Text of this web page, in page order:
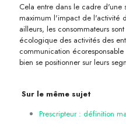
Cela entre dans le cadre d'une
maximum l'impact de l'activité
ailleurs, les consommateurs
écologique des activités des
communication
bien se positionner sur leurs
Sur le même sujet
Prescripteur : définition